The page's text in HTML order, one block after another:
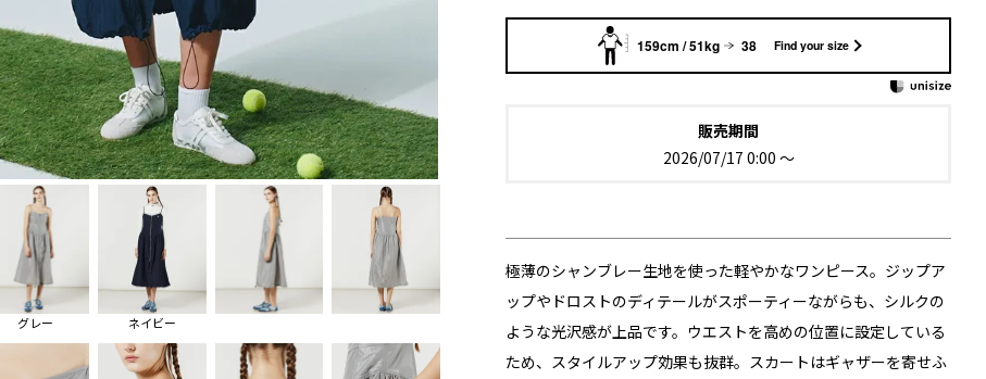
グレー ネイビー
159cm / 51kg 38 Find your size
販売期間
2026/07/17 0:00 〜
極薄のシャンブレー生地を使った軽やかなワンピース。ジップア
ップやドロストのディテールがスポーティーながらも、シルクの
ような光沢感が上品です。ウエストを高めの位置に設定している
ため、スタイルアップ効果も抜群。スカートはギャザーを寄せふ